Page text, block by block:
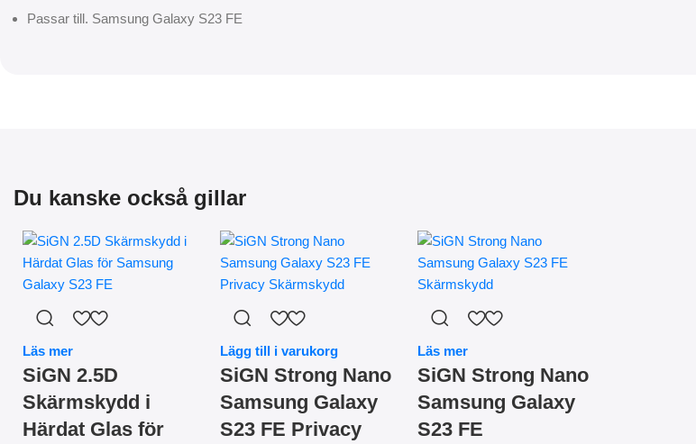
Passar till. Samsung Galaxy S23 FE
Du kanske också gillar
Läs mer
SiGN 2.5D
Skärmskydd i
Härdat Glas för
Lägg till i varukorg
SiGN Strong Nano
Samsung Galaxy
S23 FE Privacy
Läs mer
SiGN Strong Nano
Samsung Galaxy
S23 FE